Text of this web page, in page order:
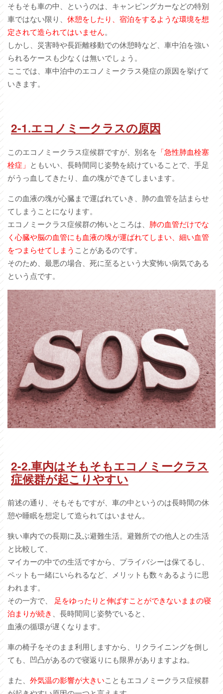
そもそも車の中、というのは、キャンピングカーなどの特別
車ではない限り、 休憩をしたり、宿泊をするような環境を想
定されて造られてはいません。
しかし、災害時や長距離移動での休憩時など、車中泊を強い
られるケースも少なくは無いでしょう。
ここでは、車中泊中のエコノミークラス発症の原因を挙げて
いきます。
2-1.エコノミークラスの原因
このエコノミークラス症候群ですが、別名を 「急性肺血栓塞
栓症」 ともいい、長時間同じ姿勢を続けていることで、手足
がうっ血してきたり、血の塊ができてしまいます。
この血液の塊が心臓まで運ばれていき、肺の血管を詰まらせ
てしまうことになります。
エコノミークラス症候群の怖いところは、 肺の血管だけでな
く心臓や脳の血管にも血液の塊が運ばれてしまい、細い血管
をつまらせてしまう ことがあるのです。
そのため、最悪の場合、死に至るという大変怖い病気である
という点です。
2-2.車内はそもそもエコノミークラス
症候群が起こりやすい
前述の通り、そもそもですが、車の中というのは長時間の休
憩や睡眠を想定して造られてはいません。
狭い車内での長期に及ぶ避難生活。避難所での他人との生活
と比較して、
マイカーの中での生活ですから、プライバシーは保てるし、
ペットも一緒にいられるなど、メリットも数々あるように思
われます。
その一方で、 足をゆったりと伸ばすことができないままの寝
泊まりが続き 、長時間同じ姿勢でいると、
血液の循環が遅くなります。
車の椅子をそのまま利用しますから、リクライニングを倒し
ても、凹凸があるので寝返りにも限界がありますよね。
また、 外気温の影響が大きいこともエコノミークラス症候群